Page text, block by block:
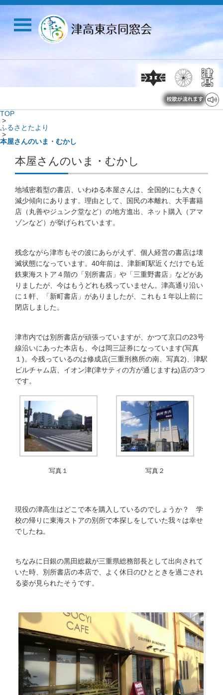
TOP
>
ふるさとたより
>
本屋さんのいま・むかし
本屋さんのいま・むかし
地域密着型の書店、いわゆる本屋さんは、全国的にも大きく
減少傾向にあります。理由として、国民の本離れ、大手書籍
店（丸善やジュンク堂など）の地方進出、ネット購入（アマ
ゾンなど）が挙げられています。
残念ながら津市もその波にあらがえず、個人経営の書店は壊
滅状態になっています。40年前は、津新町駅近くだけでも近
鉄東海ストア４階の「別所書店」や「三重野書店」などがあ
りましたが、今はもうどれも残っていません。津高通り沿い
に１軒、「新町書店」がありましたが、これも１年以上前に
閉店しました。
津市内では別所書店が頑張っていますが、かつて京口の23号
線沿いにあった本店も、今は岡三証券になっています(写真
１)。今残っているのは修成店(三重刑務所の南、写真2)、津駅
ビルチャム店、イオン津(津サティの方が通じますね)店の3つ
です。
写真１ 写真２
現役の津高生はどこで本を購入しているのでしょうか？ 学
校の帰りに東海ストアの別所で本探しをしていた我々は幸せ
でしたね。
ちなみに日銀の黒田総裁が三重県総務部長として出向されて
いた時、別所書店の本店で、よく休日のひとときを過ごされ
る姿が見られたそうです。